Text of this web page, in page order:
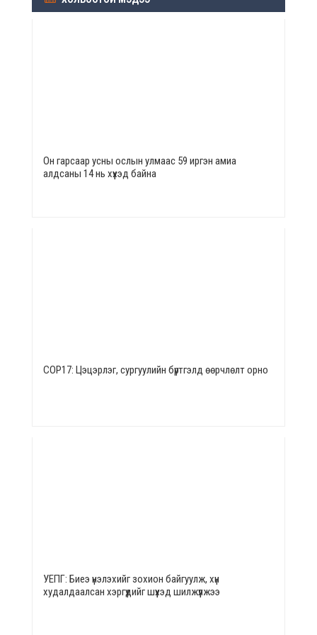
Он гарсаар усны ослын улмаас 59 иргэн амиа
алдсаны 14 нь хүүхэд байна
СОР17: Цэцэрлэг, сургуулийн бүртгэлд өөрчлөлт орно
УЕПГ: Биеэ үнэлэхийг зохион байгуулж, хүн
худалдаалсан хэргүүдийг шүүхэд шилжүүлжээ